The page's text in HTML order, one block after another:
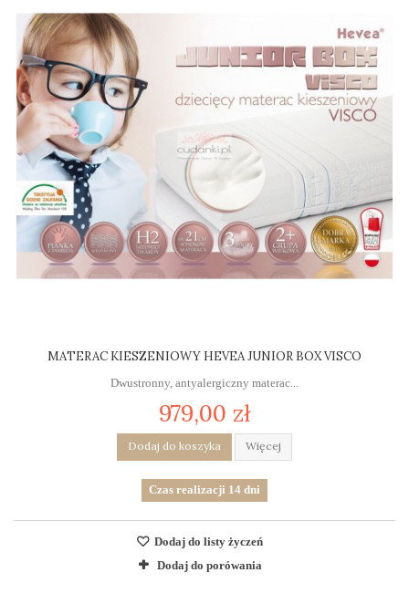
MATERAC KIESZENIOWY HEVEA JUNIOR BOX VISCO
Dwustronny, antyalergiczny materac...
979,00 zł
Dodaj do koszyka Więcej
Czas realizacji 14 dni
Dodaj do listy życzeń
Dodaj do porówania